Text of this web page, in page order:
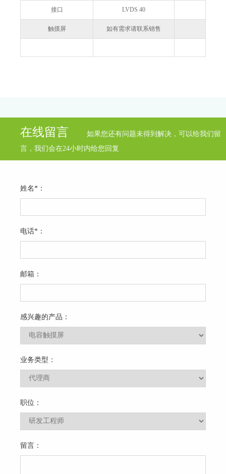
接口 LVDS 40
触摸屏 如有需求请联系销售
在线留言
如果您还有问题未得到解决，可以给我们留
言，我们会在24小时内给您回复
姓名*：
电话*：
邮箱：
感兴趣的产品：
业务类型：
职位：
留言：